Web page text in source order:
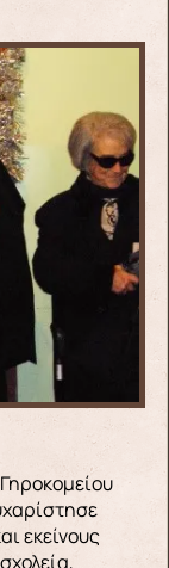
εκείνους